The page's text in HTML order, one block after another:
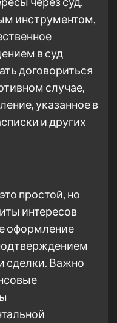
инструментом,
в суд
договориться
случае,
указанное в
и других
простой, но
интересов
оформление
сделки. Важно